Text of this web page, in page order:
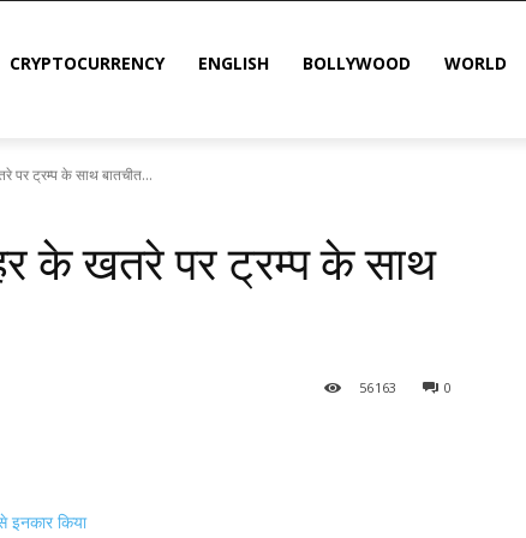
CRYPTOCURRENCY ENGLISH BOLLYWOOD WORLD
पर ट्रम्प के साथ बातचीत...
के खतरे पर ट्रम्प के साथ
0
56163